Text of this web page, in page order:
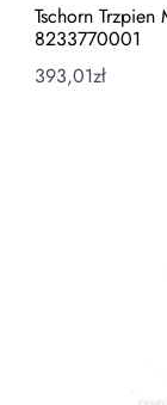
Tschorn
8233770001
393,01zł